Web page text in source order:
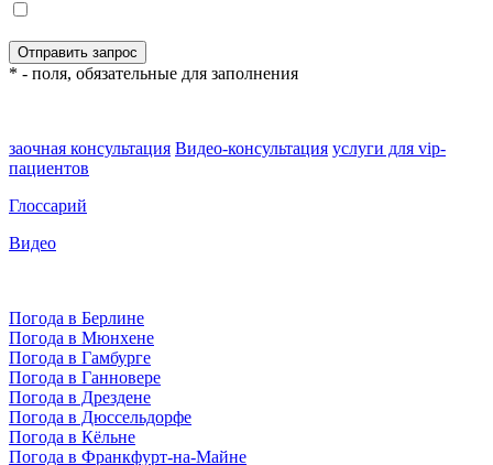
* - поля, обязательные для заполнения
заочная консультация Видео-консультация услуги для vip-
пациентов
Глоссарий
Видео
Погода в Берлине
Погода в Мюнхене
Погода в Гамбурге
Погода в Ганновере
Погода в Дрездене
Погода в Дюссельдорфе
Погода в Кёльне
Погода в Франкфурт-на-Майне